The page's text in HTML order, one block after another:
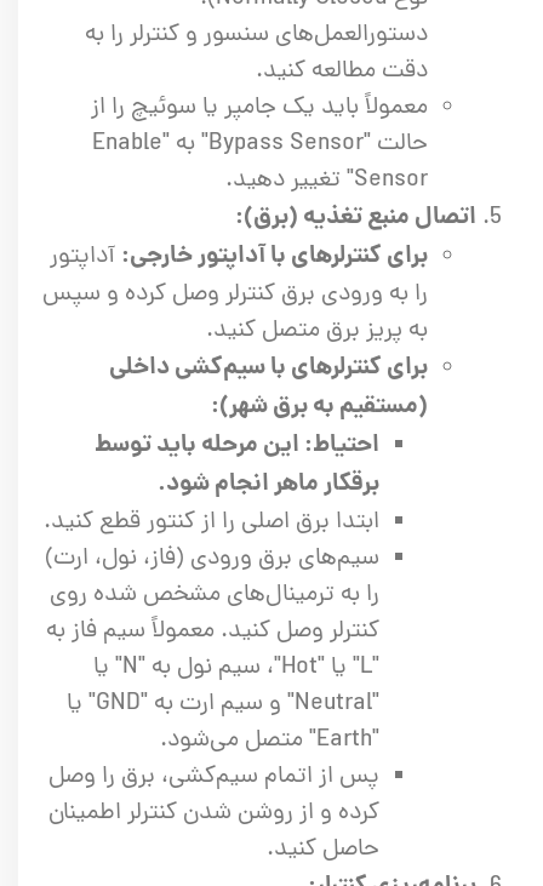
دستورالعمل‌های سنسور و کنترلر را به
دقت مطالعه کنید.
معمولاً باید یک جامپر یا سوئیچ را از
حالت "Bypass Sensor" به "Enable
Sensor" تغییر دهید.
اتصال منبع تغذیه (برق):
برای کنترلرهای با آداپتور خارجی: آداپتور
را به ورودی برق کنترلر وصل کرده و سپس
به پریز برق متصل کنید.
برای کنترلرهای با سیم‌کشی داخلی
(مستقیم به برق شهر):
احتیاط: این مرحله باید توسط
برقکار ماهر انجام شود.
ابتدا برق اصلی را از کنتور قطع کنید.
سیم‌های برق ورودی (فاز، نول، ارت)
را به ترمینال‌های مشخص شده روی
کنترلر وصل کنید. معمولاً سیم فاز به
"L" یا "Hot"، سیم نول به "N" یا
"Neutral" و سیم ارت به "GND" یا
"Earth" متصل می‌شود.
پس از اتمام سیم‌کشی، برق را وصل
کرده و از روشن شدن کنترلر اطمینان
حاصل کنید.